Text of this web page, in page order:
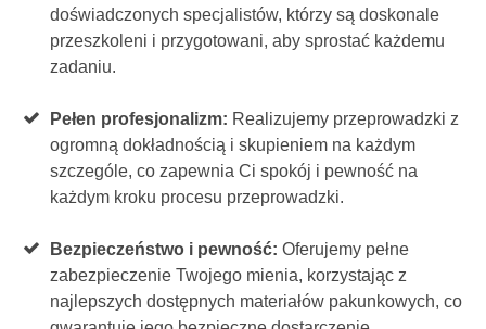
doświadczonych specjalistów, którzy są doskonale
przeszkoleni i przygotowani, aby sprostać każdemu
zadaniu.
Pełen profesjonalizm: Realizujemy przeprowadzki z
ogromną dokładnością i skupieniem na każdym
szczególe, co zapewnia Ci spokój i pewność na
każdym kroku procesu przeprowadzki.
Bezpieczeństwo i pewność:Oferujemy pełne
zabezpieczenie Twojego mienia, korzystając z
najlepszych dostępnych materiałów pakunkowych, co